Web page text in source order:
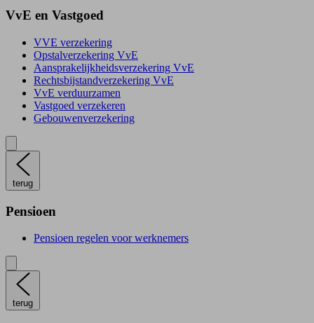
VvE en Vastgoed
VVE verzekering
Opstalverzekering VvE
Aansprakelijkheidsverzekering VvE
Rechtsbijstandverzekering VvE
VvE verduurzamen
Vastgoed verzekeren
Gebouwenverzekering
terug
Pensioen
Pensioen regelen voor werknemers
terug